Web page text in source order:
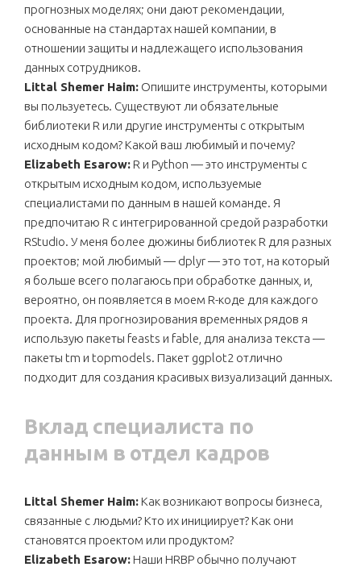
прогнозных моделях; они дают рекомендации,
основанные на стандартах нашей компании, в
отношении защиты и надлежащего использования
данных сотрудников.
Littal Shemer Haim: Опишите инструменты, которыми
вы пользуетесь. Существуют ли обязательные
библиотеки R или другие инструменты с открытым
исходным кодом? Какой ваш любимый и почему?
Elizabeth Esarow: R и Python — это инструменты с
открытым исходным кодом, используемые
специалистами по данным в нашей команде. Я
предпочитаю R с интегрированной средой разработки
RStudio. У меня более дюжины библиотек R для разных
проектов; мой любимый — dplyr — это тот, на который
я больше всего полагаюсь при обработке данных, и,
вероятно, он появляется в моем R-коде для каждого
проекта. Для прогнозирования временных рядов я
использую пакеты feasts и fable, для анализа текста —
пакеты tm и topmodels. Пакет ggplot2 отлично
подходит для создания красивых визуализаций данных.
Вклад специалиста по
данным в отдел кадров
Littal Shemer Haim: Как возникают вопросы бизнеса,
связанные с людьми? Кто их инициирует? Как они
становятся проектом или продуктом?
Elizabeth Esarow: Наши HRBP обычно получают